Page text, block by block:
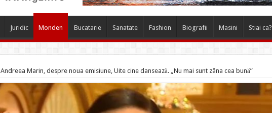
Juridic Monden Bucatarie Sanatate Fashion Biografii Masini Stiai ca?
Andreea Marin, despre noua emisiune, Uite cine dansează. „Nu mai sunt zâna cea bună”